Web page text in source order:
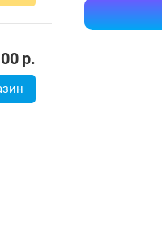
р.